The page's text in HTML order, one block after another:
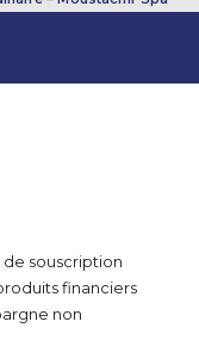
souscription
financiers
non